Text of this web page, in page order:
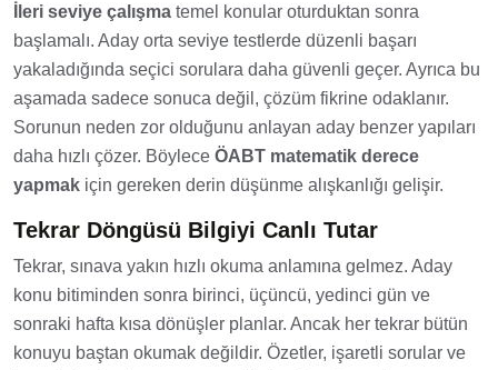
İleri seviye çalışma temel konular oturduktan sonra
başlamalı. Aday orta seviye testlerde düzenli başarı
yakaladığında seçici sorulara daha güvenli geçer. Ayrıca bu
aşamada sadece sonuca değil, çözüm fikrine odaklanır.
Sorunun neden zor olduğunu anlayan aday benzer yapıları
daha hızlı çözer. Böylece ÖABT matematik derece
yapmak için gereken derin düşünme alışkanlığı gelişir.
Tekrar Döngüsü Bilgiyi Canlı Tutar
Tekrar, sınava yakın hızlı okuma anlamına gelmez. Aday
konu bitiminden sonra birinci, üçüncü, yedinci gün ve
sonraki hafta kısa dönüşler planlar. Ancak her tekrar bütün
konuyu baştan okumak değildir. Özetler, işaretli sorular ve